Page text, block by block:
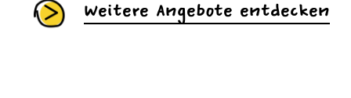
Weitere Angebote entdecken